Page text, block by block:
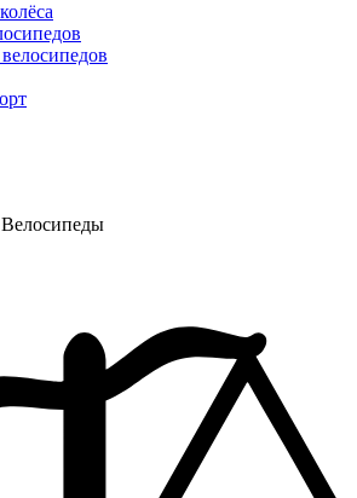
Велосипеды